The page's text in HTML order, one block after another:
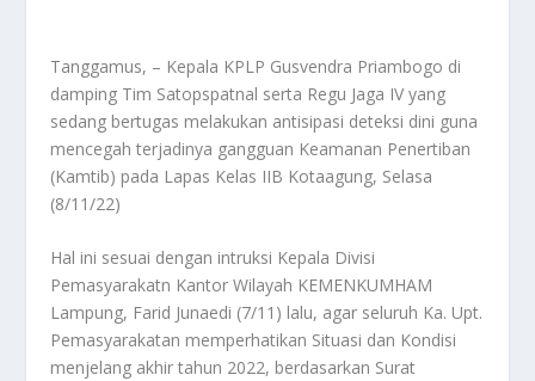
Tanggamus, – Kepala KPLP Gusvendra Priambogo di
damping Tim Satopspatnal serta Regu Jaga IV yang
sedang bertugas melakukan antisipasi deteksi dini guna
mencegah terjadinya gangguan Keamanan Penertiban
(Kamtib) pada Lapas Kelas IIB Kotaagung, Selasa
(8/11/22)
Hal ini sesuai dengan intruksi Kepala Divisi
Pemasyarakatn Kantor Wilayah KEMENKUMHAM
Lampung, Farid Junaedi (7/11) lalu, agar seluruh Ka. Upt.
Pemasyarakatan memperhatikan Situasi dan Kondisi
menjelang akhir tahun 2022, berdasarkan Surat